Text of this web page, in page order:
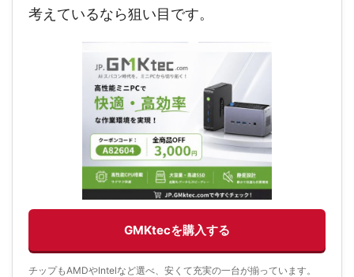
考えているなら狙い目です。
GMKtecを購入する
チップもAMDやIntelなど選べ、安くて充実の一台が揃っています。